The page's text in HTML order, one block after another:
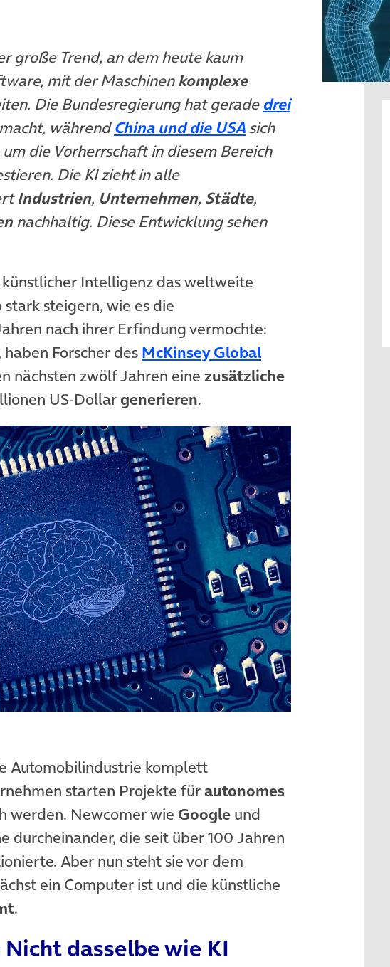
große Trend, an dem heute kaum
mit der Maschinenkomplexe
Die Bundesregierung hat gerade drei
Tab) währendChina und die USA(öffnet in neuem Tab)
sich
um die Vorherrschaft in diesem Bereich
Die KI zieht in alle
Industrien, Unternehmen, Städte,
nachhaltig. Diese Entwicklung sehen
Intelligenz das weltweite
steigern, wie es die
nach ihrer Erfindung vermochte:
Tab)
haben Forscher des McKinsey Global
nächsten zwölf Jahren eine zusätzliche
US-Dollargenerieren.
Automobilindustrie komplett
starten Projekte fürautonomes
werden. Newcomer wie Google und
durcheinander, die seit über 100 Jahren
Aber nun steht sie vor dem
ein Computer ist und die künstliche
.
dasselbe wie KI